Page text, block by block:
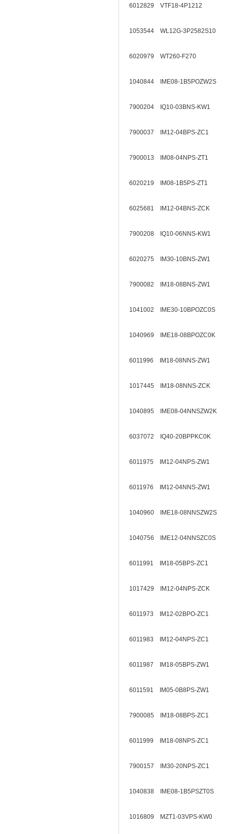
6012829 VTF18-4P1212
1053544 WL12G-3P2582S10
6020979 WT260-F270
1040844 IME08-1B5POZW2S
7900204 IQ10-03BNS-KW1
7900037 IM12-04BPS-ZC1
7900013 IM08-04NPS-ZT1
6020219 IM08-1B5PS-ZT1
6025681 IM12-04BNS-ZCK
7900208 IQ10-06NNS-KW1
6020275 IM30-10BNS-ZW1
7900082 IM18-08BNS-ZW1
1041002 IME30-10BPOZC0S
1040969 IME18-08BPOZC0K
6011996 IM18-08NNS-ZW1
1017445 IM18-08NNS-ZCK
1040895 IME08-04NNSZW2K
6037072 IQ40-20BPPKC0K
6011975 IM12-04NPS-ZW1
6011976 IM12-04NNS-ZW1
1040960 IME18-08NNSZW2S
1040756 IME12-04NNSZC0S
6011991 IM18-05BPS-ZC1
1017429 IM12-04NPS-ZCK
6011973 IM12-02BPO-ZC1
6011983 IM12-04NPS-ZC1
6011987 IM18-05BPS-ZW1
6011591 IM05-0B8PS-ZW1
7900085 IM18-08BPS-ZC1
6011999 IM18-08NPS-ZC1
7900157 IM30-20NPS-ZC1
1040838 IME08-1B5PSZT0S
1016809 MZT1-03VPS-KW0